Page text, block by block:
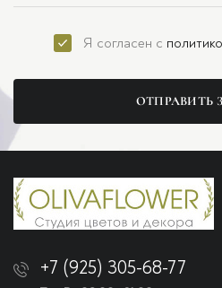
Я согласен с
ОТПРАВИТЬ
+7 (925) 305-68-77